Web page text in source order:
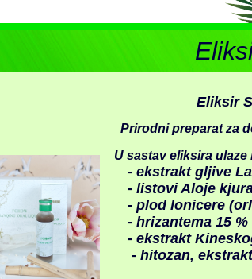
Eliksir
Prirodni preparat za
U sastav eliksira
- ekstrakt gljive
- listovi Aloje
- plod lonicere
- hrizantema 15 %
- ekstrakt
- hitozan,